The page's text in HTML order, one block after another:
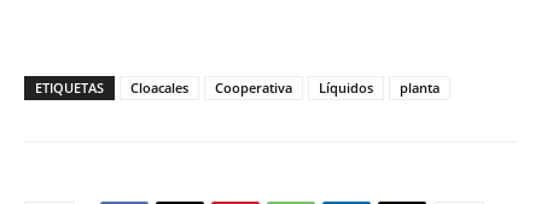
ETIQUETAS Cloacales Cooperativa Líquidos planta